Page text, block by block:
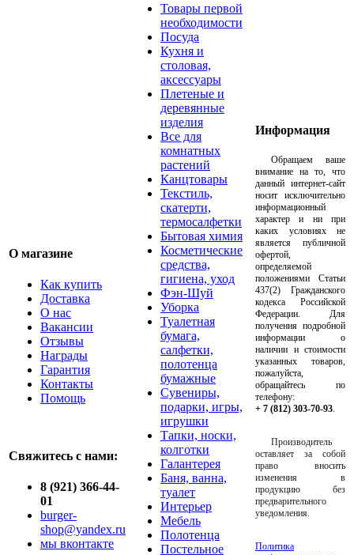
О магазине
Как купить
Доставка
О нас
Вакансии
Отзывы
Награды
Гарантия
Контакты
Помощь
Свяжитесь с нами:
8 (921) 366-44-
01
burger-
shop@yandex.ru
мы вконтакте
Товары первой
необходимости
Посуда
Кухня и
столовая,
аксессуары
Плетеные и
деревянные
изделия
Все для
комнатных
растений
Канцтовары
Текстиль,
скатерти,
термосалфетки
Бытовая химия
Косметические
средства,
гигиена, уход
Фэн-Шуй
Уборка
Туалетная
бумага,
салфетки,
полотенца
бумажные
Сувениры,
подарки, игры,
игрушки
Тапки, носки,
колготки
Галантерея
Баня, ванна,
туалет
Интерьер
Мебель
Полотенца
Постельное
Информация
Обращаем ваше
внимание на то, что
данный интернет-сайт
носит исключительно
информационный
характер и ни при
каких условиях не
является публичной
офертой,
определяемой
положениями Статьи
437(2) Гражданского
кодекса Российской
Федерации. Для
получения подробной
информации о
наличии и стоимости
указанных товаров,
пожалуйста,
обращайтесь по
телефону:
+ 7 (812) 303-70-93
Производитель
оставляет за собой
право вносить
изменения в
продукцию без
предварительного
уведомления.
Политика